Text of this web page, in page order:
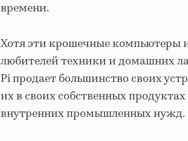
времени.
Хотя эти крошечные компьютеры
любителей техники и домашних
Pi продает большинство своих
их в своих собственных
внутренних промышленных нужд.